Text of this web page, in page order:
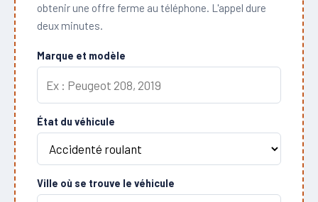
obtenir une offre ferme au téléphone. L'appel dure
deux minutes.
Marque et modèle
État du véhicule
Ville où se trouve le véhicule